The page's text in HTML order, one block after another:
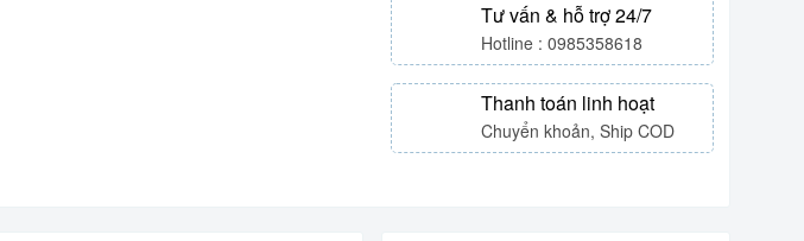
Tư vấn & hỗ trợ 24/7
Hotline : 0985358618
Thanh toán linh hoạt
Chuyển khoản, Ship COD